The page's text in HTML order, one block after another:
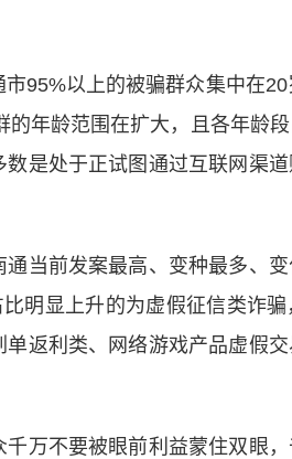
以上的被骗群众集中在20
年龄范围在扩大，且各年龄
是处于正试图通过互联网渠
前发案最高、变种最多、变
明显上升的为虚假征信类诈
返利类、网络游戏产品虚假
不要被眼前利益蒙住双眼，